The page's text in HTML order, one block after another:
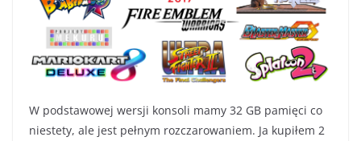
W podstawowej wersji konsoli mamy 32 GB pamięci co
niestety, ale jest pełnym rozczarowaniem. Ja kupiłem 2